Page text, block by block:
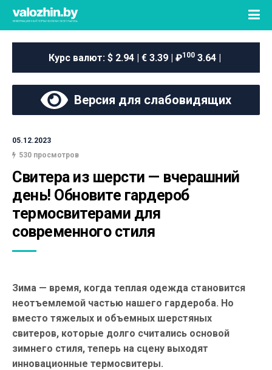
Курс валют: $ 2.94 | € 3.39 | ₽100 3.64 |
Версия для слабовидящих
05.12.2023
530 просмотров
Свитера из шерсти — вчерашний
день! Обновите гардероб
термосвитерами для
современного стиля
Зима — время, когда теплая одежда становится
неотъемлемой частью нашего гардероба. Но
вместо тяжелых и объемных шерстяных
свитеров, которые долго считались основой
зимнего стиля, теперь на сцену выходят
инновационные термосвитеры.